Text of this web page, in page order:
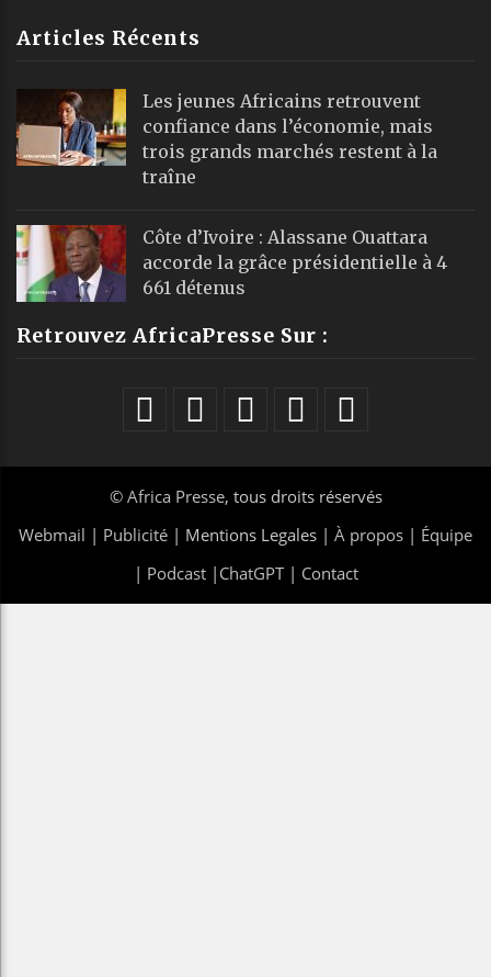
Articles Récents
Les jeunes Africains retrouvent
confiance dans l’économie, mais
trois grands marchés restent à la
traîne
Côte d’Ivoire : Alassane Ouattara
accorde la grâce présidentielle à 4
661 détenus
Retrouvez AfricaPresse Sur :
© Africa Presse, tous droits réservés
Webmail | Publicité | Mentions Legales | À propos | Équipe
| Podcast| ChatGPT| Contact